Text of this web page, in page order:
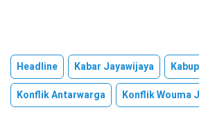
Headline Kabar Jayawijaya
Konflik Antarwarga
Konflik Wouma